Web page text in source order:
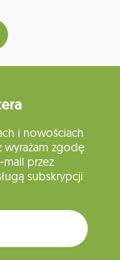
i nowościach
zgodę
przez
subskrypcji